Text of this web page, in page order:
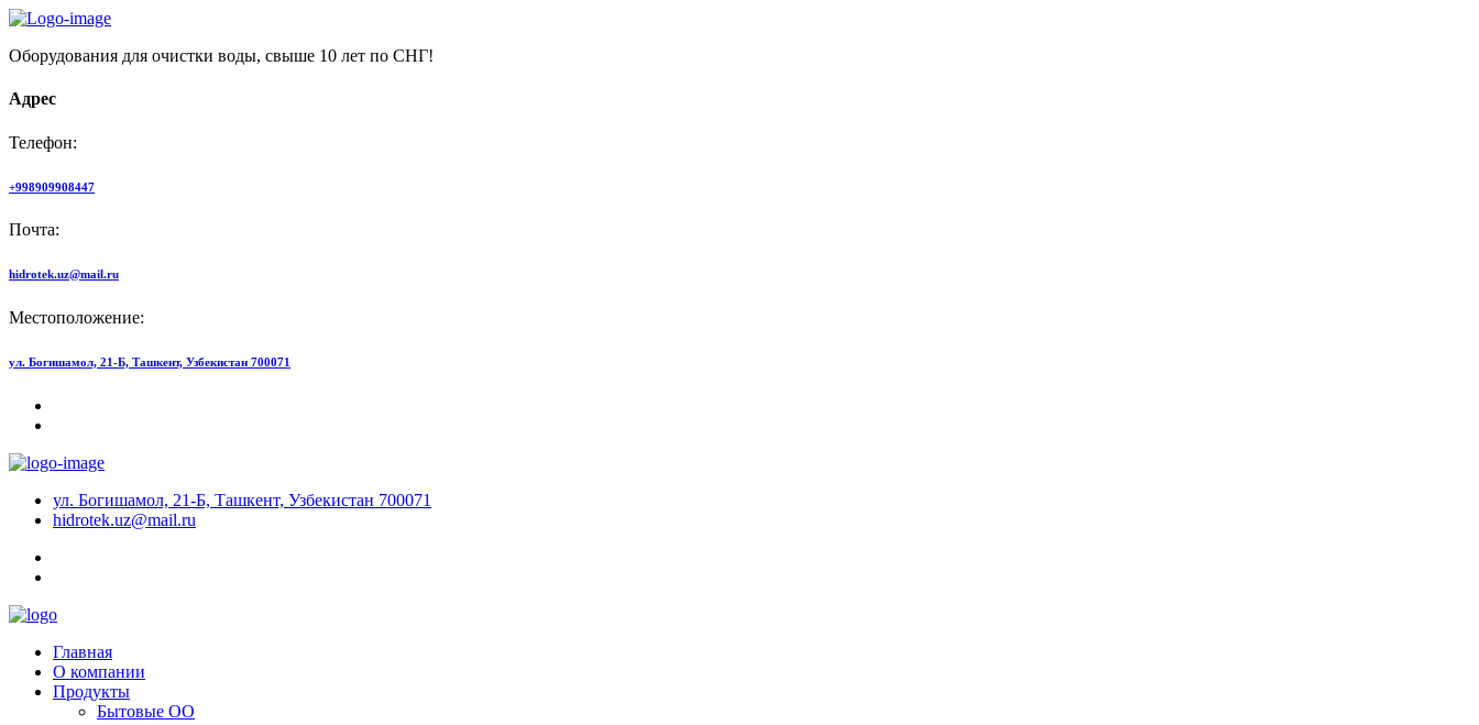
Оборудования для очистки воды, свыше 10 лет по СНГ!
Адрес
Телефон:
+998909908447
Почта:
hidrotek.uz@mail.ru
Местоположение:
ул. Богишамол, 21-Б, Ташкент, Узбекистан 700071
ул. Богишамол, 21-Б, Ташкент, Узбекистан 700071
hidrotek.uz@mail.ru
Главная
О компании
Продукты
Бытовые ОО